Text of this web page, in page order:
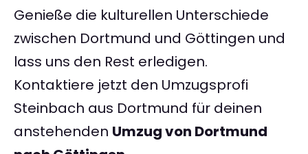
Genieße die kulturellen Unterschiede
zwischen Dortmund und Göttingen und
lass uns den Rest erledigen.
Kontaktiere jetzt den Umzugsprofi
Steinbach aus Dortmund für deinen
anstehenden Umzug von Dortmund